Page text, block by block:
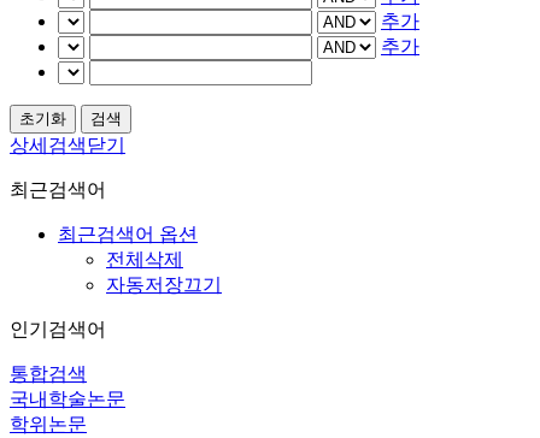
추가
추가
상세검색닫기
최근검색어
최근검색어 옵션
전체삭제
자동저장끄기
인기검색어
통합검색
국내학술논문
학위논문